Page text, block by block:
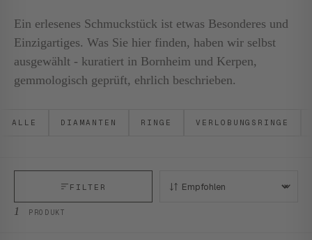
Ein erlesenes Schmuckstück ist etwas Besonderes und
Einzigartiges. Was Sie hier finden, haben wir selbst
ausgewählt - kuratiert in Bornheim und Kerpen,
gemmologisch geprüft, ehrlich beschrieben.
ALLE DIAMANTEN RINGE VERLOBUNGSRINGE
1 PRODUKT
FILTER SORTIEREN: